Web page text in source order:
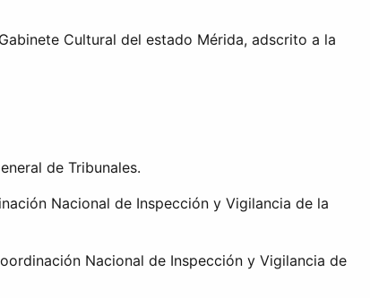
Cultural del estado Mérida, adscrito a la
de Tribunales.
Nacional de Inspección y Vigilancia de la
Nacional de Inspección y Vigilancia de